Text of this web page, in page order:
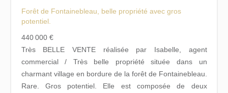
Forêt de Fontainebleau, belle propriété avec gros
potentiel.
440 000 €
Très BELLE VENTE réalisée par Isabelle, agent
commercial / Très belle propriété située dans un
charmant village en bordure de la forêt de Fontainebleau.
Rare. Gros potentiel. Elle est composée de deux